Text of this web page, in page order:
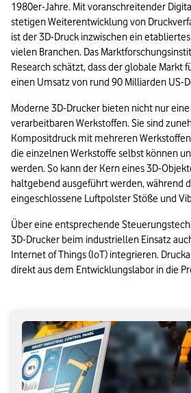
1980er-Jahre. Mit voranschreitender
stetigen Weiterentwicklung von
ist der 3D-Druck inzwischen ein
vielen Branchen. Das
Research schätzt, dass der globale Markt
einen Umsatz von rund 90 Milliarden US-
Moderne 3D-Drucker bieten nicht nur
verarbeitbaren Werkstoffen. Sie sind
Kompositdruck mit mehreren
die einzelnen Werkstoffe selbst können
werden. So kann der Kern eines 3D-
haltgebend ausgeführt werden, während
eingeschlossene Luftpolster Stöße und
Über eine entsprechende
3D-Drucker beim industriellen Einsatz
Internet of Things (IoT) integrieren.
direkt aus dem Entwicklungslabor in die